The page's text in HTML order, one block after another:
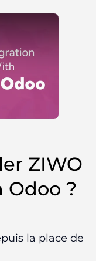
ZIWO
?
la place de